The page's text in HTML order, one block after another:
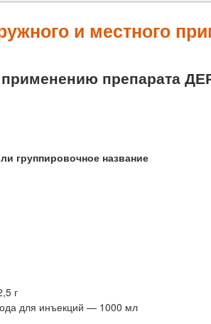
и местного
препарата
группировочное название
г
для инъекций — 1000 мл